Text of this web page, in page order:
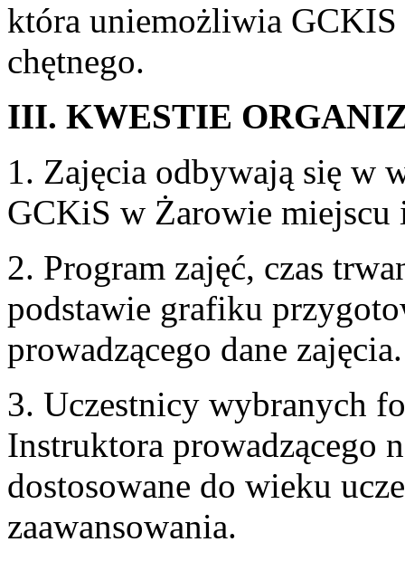
która uniemożliwia
chętnego.
III. KWESTIE
1. Zajęcia odbywają się w
GCKiS w Żarowie miejscu
2. Program zajęć, czas
podstawie grafiku
prowadzącego dane zajęcia.
3. Uczestnicy wybranych
Instruktora prowadzącego
dostosowane do wieku
zaawansowania.